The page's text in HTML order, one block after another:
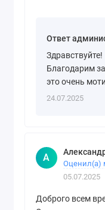
Ответ
Здравствуйте!
Благодарим
это очень
24.07.2025
А
Оценил(а)
05.07.2025
Доброго всем